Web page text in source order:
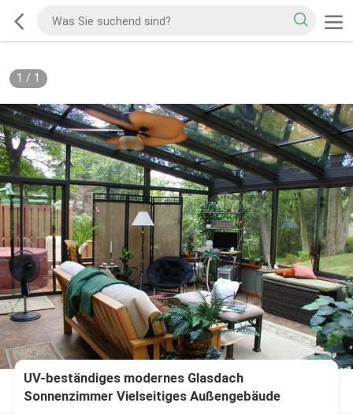
1 / 1
UV-beständiges modernes Glasdach
Sonnenzimmer Vielseitiges Außengebäude